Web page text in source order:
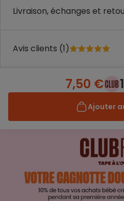
Livraison, échanges et
Avis clients (1)
7,50 €
Ajouter